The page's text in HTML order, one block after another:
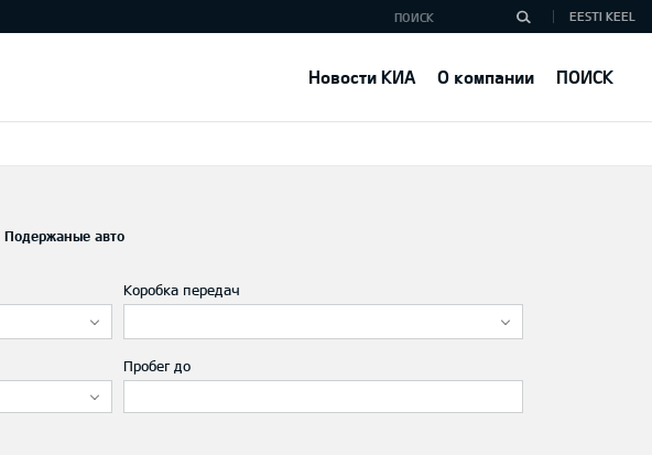
Новости КИА О компании ПОИСК
EESTI KEEL
Подержаные авто
Коробка передач
Пробег до